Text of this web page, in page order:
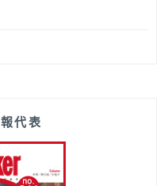
代表